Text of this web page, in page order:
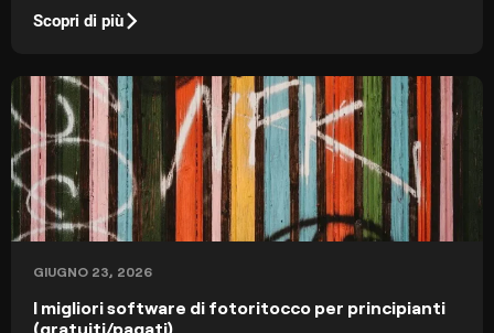
impatto visivo.
Scopri di più
GIUGNO 23, 2026
I migliori software di fotoritocco per principianti
(gratuiti/pagati)